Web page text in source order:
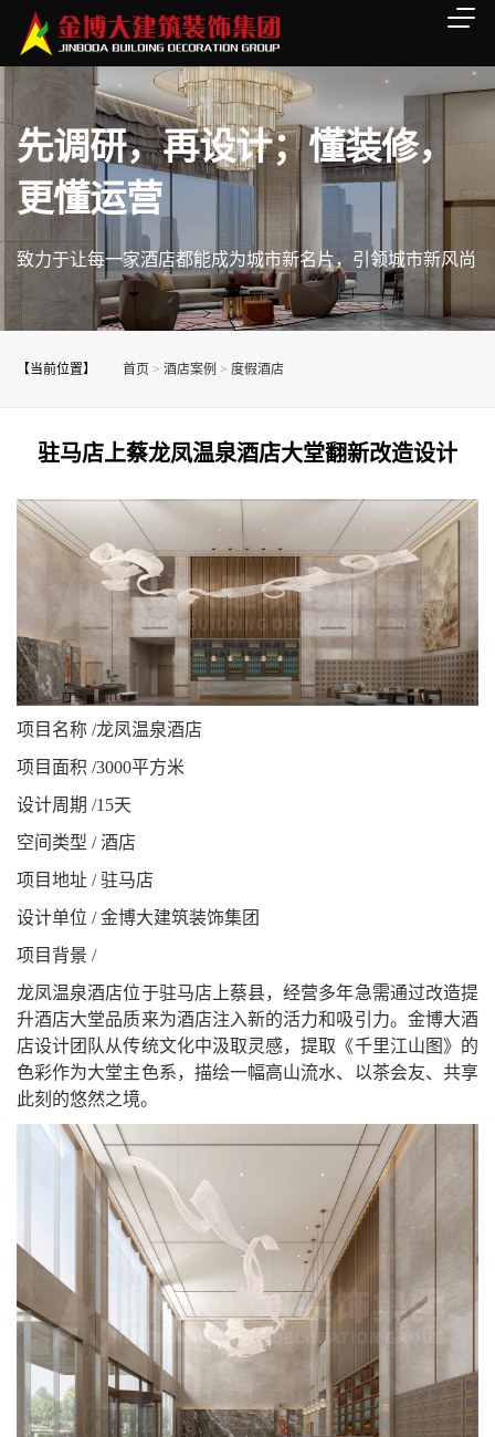
先调研，再设计；懂装修，
更懂运营
致力于让每一家酒店都能成为城市新名片，引领城市新风尚
【当前位置】 首页 > 酒店案例 > 度假酒店
驻马店上蔡龙凤温泉酒店大堂翻新改造设计
项目名称 /龙凤温泉酒店
项目面积 /3000平方米
设计周期 /15天
空间类型 / 酒店
项目地址 / 驻马店
设计单位 / 金博大建筑装饰集团
项目背景 /
龙凤温泉酒店位于驻马店上蔡县，经营多年急需通过改造提
升酒店大堂品质来为酒店注入新的活力和吸引力。金博大酒
店设计团队从传统文化中汲取灵感，提取《千里江山图》的
色彩作为大堂主色系，描绘一幅高山流水、以茶会友、共享
此刻的悠然之境。